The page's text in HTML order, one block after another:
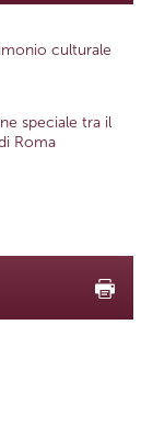
culturale
speciale tra il
Roma